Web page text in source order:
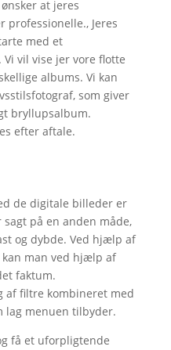
at jeres
Jeres
med et
vil vise jer vore flotte
albums. Vi kan
som giver
bryllupsalbum.
efter aftale.
de digitale billeder er
på en anden måde,
og dybde. Ved hjælp af
man ved hjælp af
faktum.
af filtre kombineret med
lag menuen tilbyder.
få et uforpligtende